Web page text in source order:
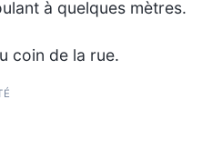
à quelques mètres.
coin de la rue.